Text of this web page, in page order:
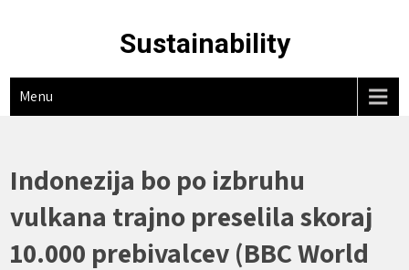
Sustainability
Menu
Indonezija bo po izbruhu
vulkana trajno preselila skoraj
10.000 prebivalcev (BBC World